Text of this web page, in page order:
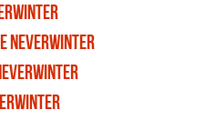
Neverwinter